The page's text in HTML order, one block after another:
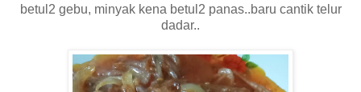
betul2 gebu, minyak kena betul2 panas..baru cantik telur
dadar..